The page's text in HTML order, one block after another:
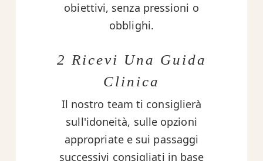
obiettivi, senza pressioni o
obblighi.
2 Ricevi Una Guida
Clinica
Il nostro team ti consiglierà
sull'idoneità, sulle opzioni
appropriate e sui passaggi
successivi consigliati in base